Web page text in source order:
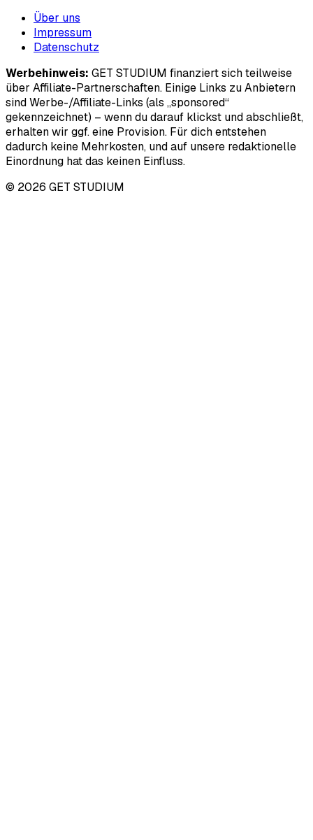
Über uns
Impressum
Datenschutz
Werbehinweis: GET STUDIUM finanziert sich teilweise
über Affiliate-Partnerschaften. Einige Links zu Anbietern
sind Werbe-/Affiliate-Links (als „sponsored“
gekennzeichnet) – wenn du darauf klickst und abschließt,
erhalten wir ggf. eine Provision. Für dich entstehen
dadurch keine Mehrkosten, und auf unsere redaktionelle
Einordnung hat das keinen Einfluss.
© 2026 GET STUDIUM